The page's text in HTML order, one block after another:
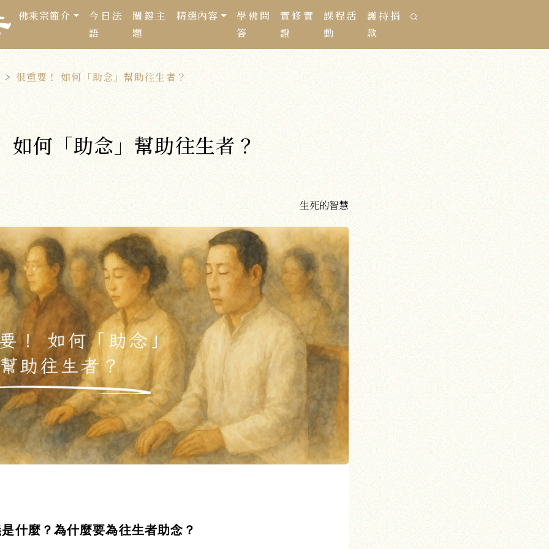
佛乘宗簡介
今日法
語
關鍵主
題
精選內容
學佛問
答
實修實
證
課程活
動
護持捐
款
很重要！ 如何「助念」幫助往生者？
如何「助念」幫助往生者？
生死的智慧
什麼？為什麼要為往生者助念？